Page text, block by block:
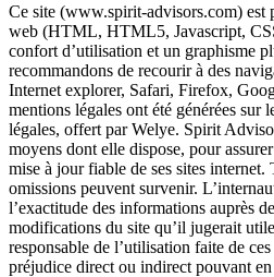
Ce site (www.spirit-advisors.com) est
web (HTML, HTML5, Javascript,
confort d’utilisation et un graphisme
recommandons de recourir à des
Internet explorer, Safari, Firefox,
mentions légales ont été générées sur
légales, offert par Welye. Spirit
moyens dont elle dispose, pour
mise à jour fiable de ses sites internet.
omissions peuvent survenir.
l’exactitude des informations auprès
modifications du site qu’il jugerait
responsable de l’utilisation faite de
préjudice direct ou indirect pouvant en